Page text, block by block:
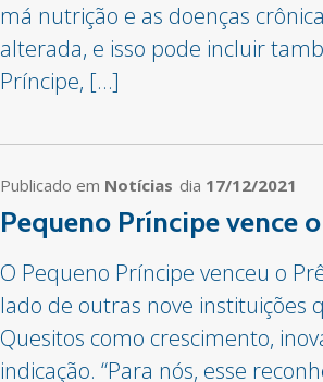
má nutrição e as doenças
alterada, e isso pode incluir
Príncipe, […]
Publicado em Notícias dia 17/12/2021
Pequeno Príncipe vence
O Pequeno Príncipe venceu o
lado de outras nove instituições
Quesitos como crescimento,
indicação. “Para nós, esse